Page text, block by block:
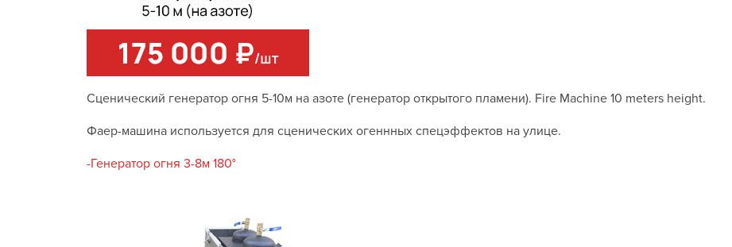
Сценический генератор огня 5-10м на азоте (генератор открытого пламени). Fire Machine 10 meters height.
Фаер-машина используется для сценических огеннных спецэффектов на улице.
-Генератор огня 3-8м 180°